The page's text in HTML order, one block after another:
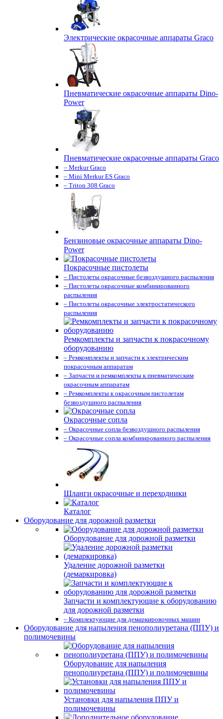
Электрические окрасочные аппараты Graco
Пневматические окрасочные аппараты Dino-
Power
Пневматические окрасочные аппараты Graco
– Merkur Graco
– Mini Merkur ES Graco
– Triton 308 Graco
Бензиновые окрасочные аппараты Dino-
Power
Покрасочные пистолеты
– Пистолеты окрасочные безвоздушного распыления
– Пистолеты окрасочные комбинированного
распыления
– Пистолеты окрасочные электростатического
распыления
Ремкомплекты и запчасти к покрасочному
оборудованию
– Ремкомплекты и запчасти к электрическим
покрасочным аппаратам
– Запчасти и ремкомплекты к пневматическим
окрасочным аппаратам
– Ремкомплекты к окрасочным пистолетам
безвоздушного распыления
Окрасочные сопла
– Окрасочные сопла безвоздушного распыления
– Окрасочные сопла комбинированного распыления
Шланги окрасочные и переходники
Каталог
Оборудование для дорожной разметки
Оборудование для дорожной разметки
Удаление дорожной разметки
(демаркировка)
Запчасти и комплектующие к оборудованию
для дорожной разметки
– Комплектующие для демаркировочных машин
Оборудование для напыления пенополиуретана (ППУ) и
полимочевины
Оборудование для напыления
пенополиуретана (ППУ) и полимочевины
Установки для напыления ППУ и
полимочевины